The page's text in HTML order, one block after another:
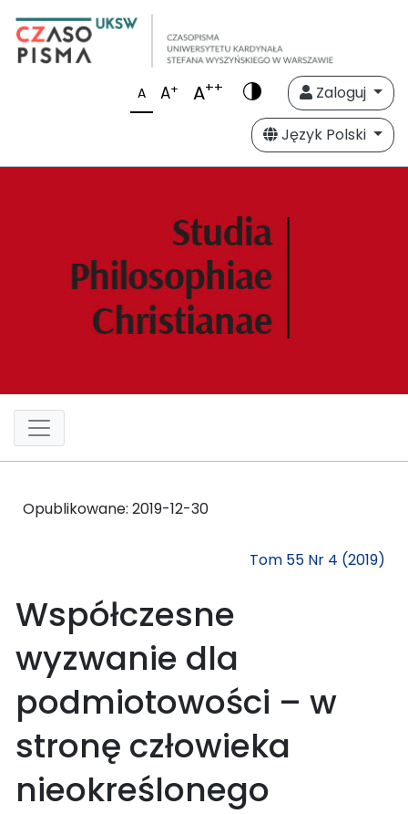
A A+ A++
Zaloguj
Język Polski
Opublikowane: 2019-12-30
Tom 55 Nr 4 (2019)
Współczesne
wyzwanie dla
podmiotowości – w
stronę człowieka
nieokreślonego